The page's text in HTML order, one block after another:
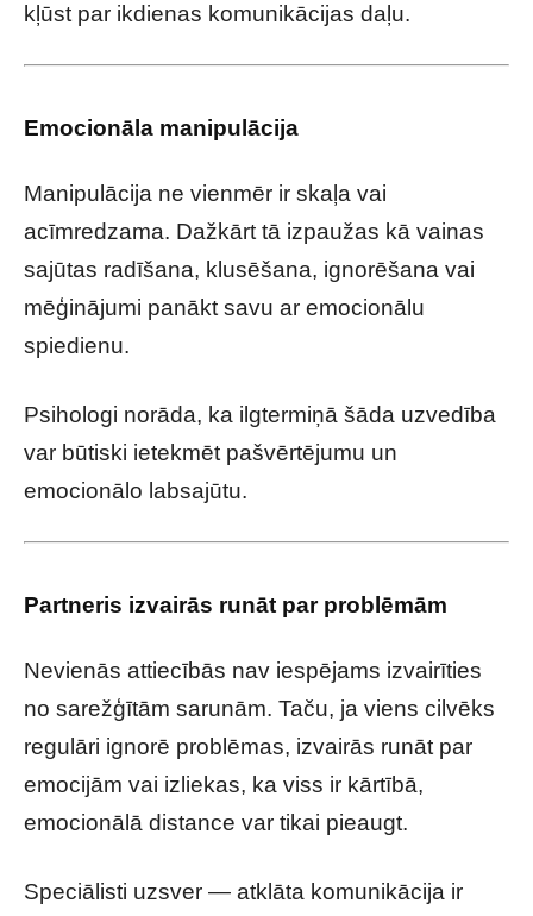
kļūst par ikdienas komunikācijas daļu.
Emocionāla manipulācija
Manipulācija ne vienmēr ir skaļa vai
acīmredzama. Dažkārt tā izpaužas kā vainas
sajūtas radīšana, klusēšana, ignorēšana vai
mēģinājumi panākt savu ar emocionālu
spiedienu.
Psihologi norāda, ka ilgtermiņā šāda uzvedība
var būtiski ietekmēt pašvērtējumu un
emocionālo labsajūtu.
Partneris izvairās runāt par problēmām
Nevienās attiecībās nav iespējams izvairīties
no sarežģītām sarunām. Taču, ja viens cilvēks
regulāri ignorē problēmas, izvairās runāt par
emocijām vai izliekas, ka viss ir kārtībā,
emocionālā distance var tikai pieaugt.
Speciālisti uzsver — atklāta komunikācija ir